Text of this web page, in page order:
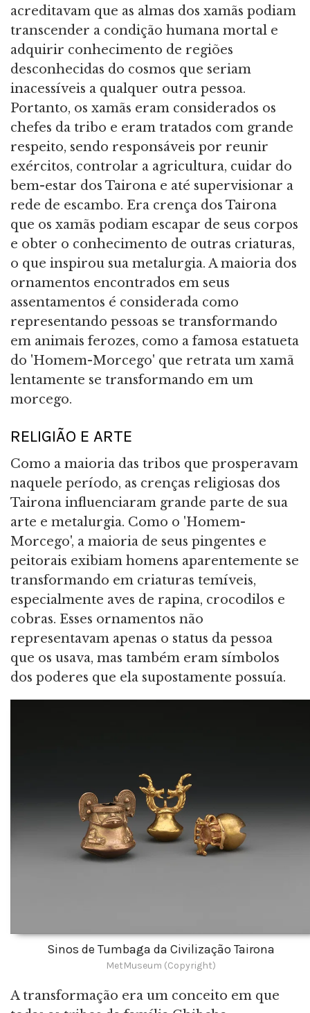
acreditavam que as almas dos xamãs podiam
transcender a condição humana mortal e
adquirir conhecimento de regiões
desconhecidas do cosmos que seriam
inacessíveis a qualquer outra pessoa.
Portanto, os xamãs eram considerados os
chefes da tribo e eram tratados com grande
respeito, sendo responsáveis por reunir
exércitos, controlar a agricultura, cuidar do
bem-estar dos Tairona e até supervisionar a
rede de escambo. Era crença dos Tairona
que os xamãs podiam escapar de seus corpos
e obter o conhecimento de outras criaturas,
o que inspirou sua metalurgia. A maioria dos
ornamentos encontrados em seus
assentamentos é considerada como
representando pessoas se transformando
em animais ferozes, como a famosa estatueta
do 'Homem-Morcego' que retrata um xamã
lentamente se transformando em um
morcego.
RELIGIÃO E ARTE
Como a maioria das tribos que prosperavam
naquele período, as crenças religiosas dos
Tairona influenciaram grande parte de sua
arte e metalurgia. Como o 'Homem-
Morcego', a maioria de seus pingentes e
peitorais exibiam homens aparentemente se
transformando em criaturas temíveis,
especialmente aves de rapina, crocodilos e
cobras. Esses ornamentos não
representavam apenas o status da pessoa
que os usava, mas também eram símbolos
dos poderes que ela supostamente possuía.
Sinos de Tumbaga da Civilização Tairona
MetMuseum (Copyright)
A transformação era um conceito em que